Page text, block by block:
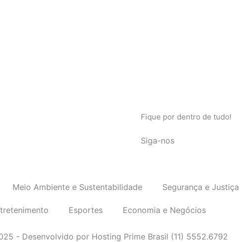
Fique por dentro de tudo!
Siga-nos
Meio Ambiente e Sustentabilidade Segurança e Justiça
Esportes Economia e Negócios
- Desenvolvido por Hosting Prime Brasil (11) 5552.6792